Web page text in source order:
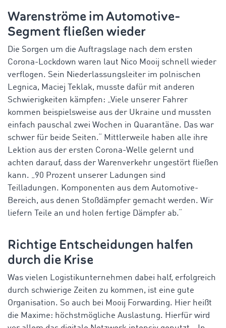
Warenströme im Automotive-
Segment fließen wieder
Die Sorgen um die Auftragslage nach dem ersten
Corona-Lockdown waren laut Nico Mooij schnell wieder
verflogen. Sein Niederlassungsleiter im polnischen
Legnica, Maciej Teklak, musste dafür mit anderen
Schwierigkeiten kämpfen: „Viele unserer Fahrer
kommen beispielsweise aus der Ukraine und mussten
einfach pauschal zwei Wochen in Quarantäne. Das war
schwer für beide Seiten.“ Mittlerweile haben alle ihre
Lektion aus der ersten Corona-Welle gelernt und
achten darauf, dass der Warenverkehr ungestört fließen
kann. „90 Prozent unserer Ladungen sind
Teilladungen. Komponenten aus dem Automotive-
Bereich, aus denen Stoßdämpfer gemacht werden. Wir
liefern Teile an und holen fertige Dämpfer ab.“
Richtige Entscheidungen halfen
durch die Krise
Was vielen Logistikunternehmen dabei half, erfolgreich
durch schwierige Zeiten zu kommen, ist eine gute
Organisation. So auch bei Mooij Forwarding. Hier heißt
die Maxime: höchstmögliche Auslastung. Hierfür wird